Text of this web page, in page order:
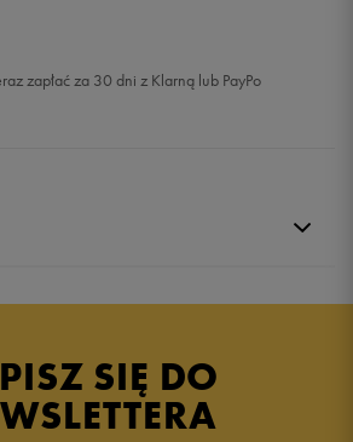
zapłać za 30 dni z Klarną lub PayPo
SIĘ DO